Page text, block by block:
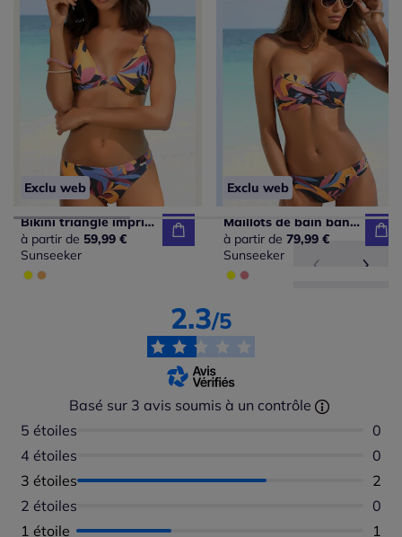
Exclu web
Bikini triangle imprimé feuilles avec bretelles ajustables
à partir de 59,99 €
Sunseeker
Exclu web
Maillots de bain bandeau à armatures imprimés abstraits doux
à partir de 79,99 €
Sunseeker
2.3/5
Basé sur 3 avis soumis à un contrôle
5 étoiles
0
4 étoiles
0
3 étoiles
2
2 étoiles
0
1 étoile
1